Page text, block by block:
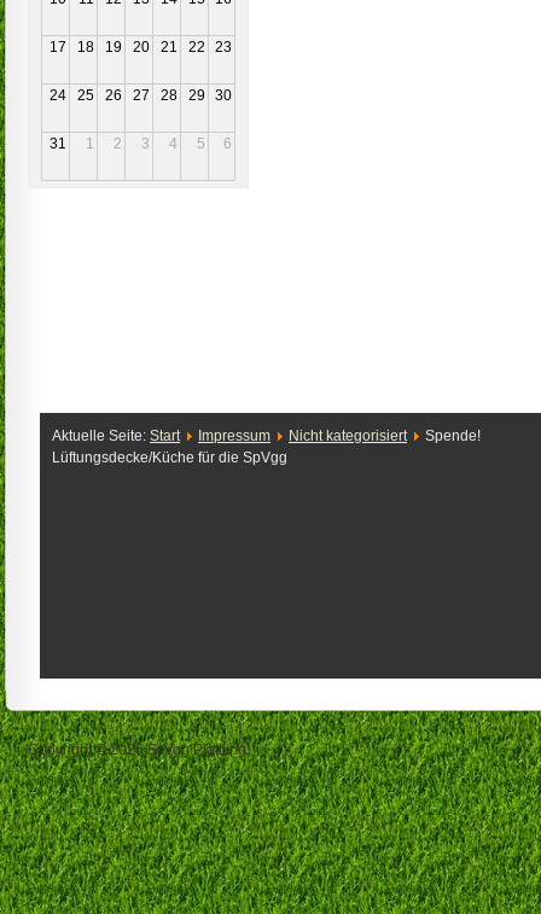
17 18 19 20 21 22 23
24 25 26 27 28 29 30
31 1 2 3 4 5 6
Aktuelle Seite: Start Impressum Nicht kategorisiert
Spende!
Lüftungsdecke/Küche für die SpVgg
Copyright © 2026 Spvgg Plattling.